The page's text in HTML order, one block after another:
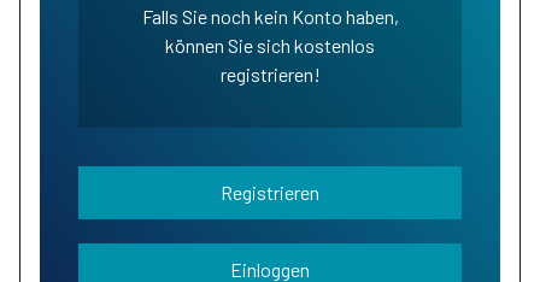
Falls Sie noch kein Konto haben,
können Sie sich kostenlos
registrieren!
Registrieren
Einloggen